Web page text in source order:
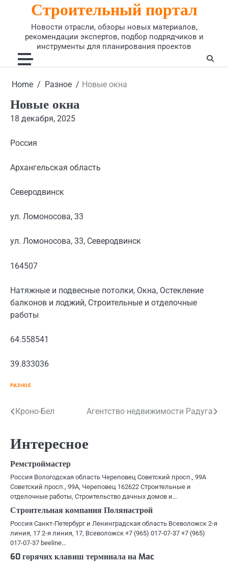
Строительный портал
Новости отрасли, обзоры новых материалов,
рекомендации экспертов, подбор подрядчиков и
инструменты для планирования проектов
Home Разное Новые окна
Новые окна
18 декабря, 2025
Россия
Архангельская область
Северодвинск
ул. Ломоносова, 33
ул. Ломоносова, 33, Северодвинск
164507
Натяжные и подвесные потолки, Окна, Остекление
балконов и лоджий, Строительные и отделочные
работы
64.558541
39.833036
РАЗНОЕ
Навигация
записям
Кроно-Бел Агентство недвижимости Радуга
Интересное
Ремстроймастер
Россия Вологодская область Череповец Советский просп., 99А
Советский просп., 99А, Череповец 162622 Строительные и
отделочные работы, Строительство дачных домов и…
Строительная компания Полянастрой
Россия Санкт-Петербург и Ленинградская область Всеволожск 2-я
линия, 17 2-я линия, 17, Всеволожск +7 (965) 017-07-37 +7 (965)
017-07-37 beeline…
60 горячих клавиш терминала на Mac